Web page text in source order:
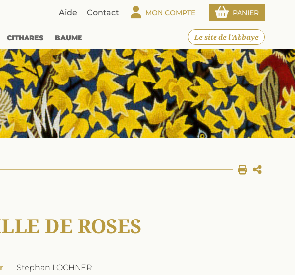
Aide Contact MON COMPTE PANIER
CITHARES BAUME Le site de l'Abbaye
DE ROSES
Stephan LOCHNER